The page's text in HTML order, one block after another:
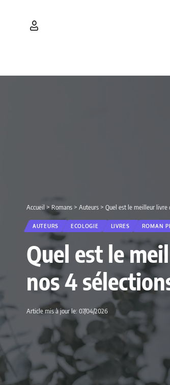
Accueil > Romans > Auteurs > Quel est le meilleur livre
AUTEURS ECOLOGIE LIVRES ROMAN
Quel est le
nos 4
Article mis à jour le: 07/04/2026